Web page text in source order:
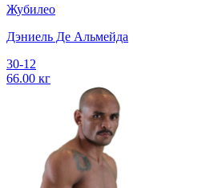
Жубилео
Дэниель Де Альмейда
30-12
66.00 кг